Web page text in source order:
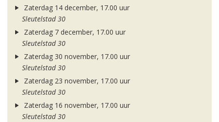
Zaterdag 14 december, 17.00 uur
Sleutelstad 30
Zaterdag 7 december, 17.00 uur
Sleutelstad 30
Zaterdag 30 november, 17.00 uur
Sleutelstad 30
Zaterdag 23 november, 17.00 uur
Sleutelstad 30
Zaterdag 16 november, 17.00 uur
Sleutelstad 30